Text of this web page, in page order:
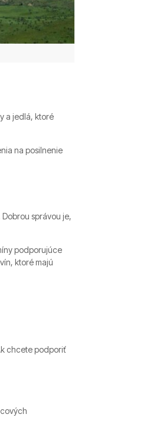
a jedlá, ktoré
na posilnenie
správou je,
podporujúce
ktoré majú
chcete podporiť